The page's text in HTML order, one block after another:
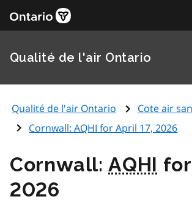
Qualité de l'air Ontario
Qualité de l'air Ontario Cote air
Cornwall:AQHI for April 17, 2026
Cornwall:AQHI
2026